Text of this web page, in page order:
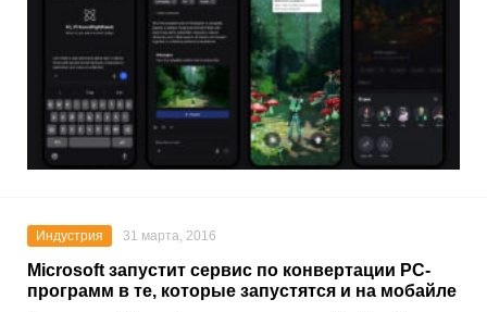
Индустрия 31 марта, 2016
Microsoft запустит сервис по конвертации PC-
программ в те, которые запустятся и на мобайле